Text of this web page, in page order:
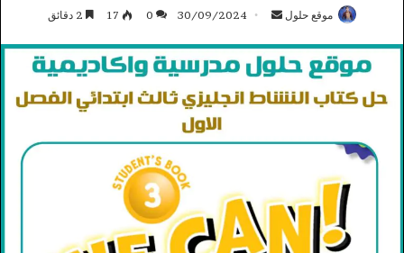
موقع حلول
أرسل
إلكترونيا
30/09/2024
0
17